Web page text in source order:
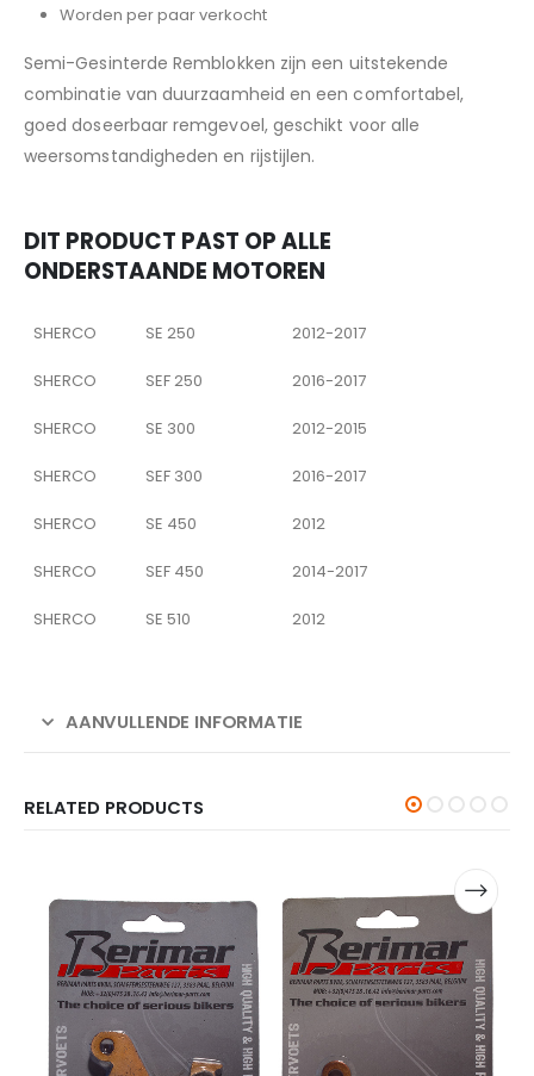
Worden per paar verkocht
Semi-Gesinterde Remblokken zijn een uitstekende
combinatie van duurzaamheid en een comfortabel,
goed doseerbaar remgevoel, geschikt voor alle
weersomstandigheden en rijstijlen.
DIT PRODUCT PAST OP ALLE
ONDERSTAANDE MOTOREN
SHERCO SE 250 2012-2017
SHERCO SEF 250 2016-2017
SHERCO SE 300 2012-2015
SHERCO SEF 300 2016-2017
SHERCO SE 450 2012
SHERCO SEF 450 2014-2017
SHERCO SE 510 2012
AANVULLENDE INFORMATIE
RELATED PRODUCTS